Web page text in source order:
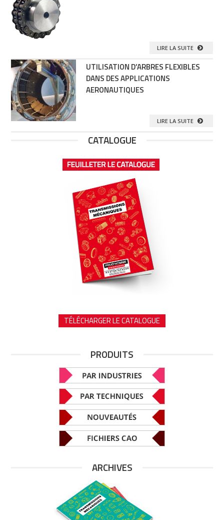
LIRE LA SUITE
UTILISATION D’ARBRES FLEXIBLES
DANS DES APPLICATIONS
AERONAUTIQUES
LIRE LA SUITE
CATALOGUE
TÉLÉCHARGER LE CATALOGUE
PRODUITS
ARCHIVES